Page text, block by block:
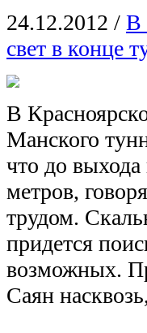
24.12.2012 / В
свет в конце
В
Манского
что до
метров,
трудом.
придется
возможных.
Саян